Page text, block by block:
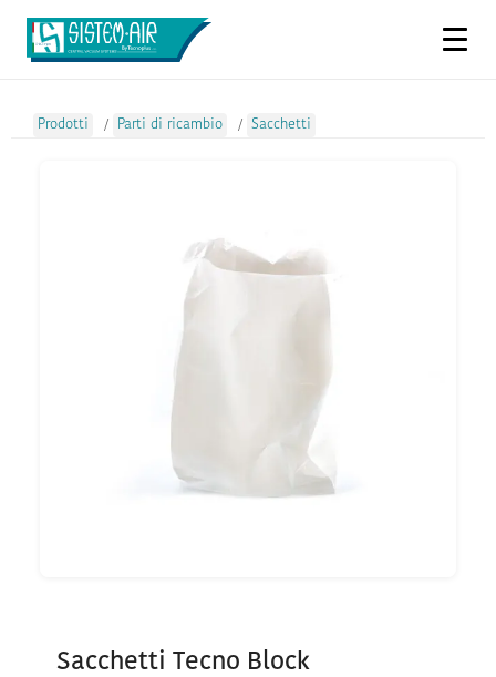
Prodotti / Parti di ricambio / Sacchetti
Sacchetti Tecno Block